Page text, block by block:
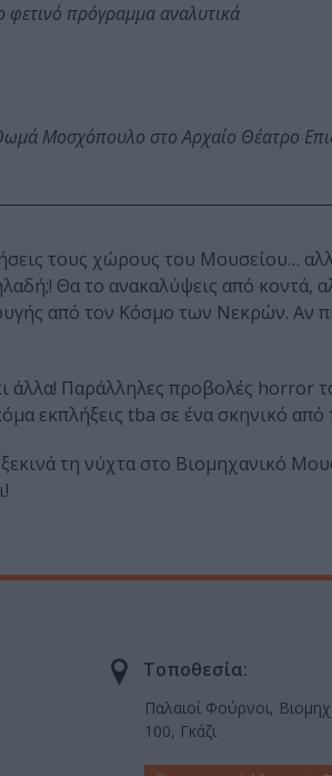
φετινό πρόγραμμα αναλυτικά
Μοσχόπουλο στο Αρχαίο Θέατρο
τους χώρους του Μουσείου…
Θα το ανακαλύψεις από κοντά,
από τον Κόσμο των Νεκρών. Αν
άλλα! Παράλληλες προβολές horror
εκπλήξεις tba σε ένα σκηνικό
τη νύχτα στο Βιομηχανικό
Τοποθεσία:
Παλαιοί Φούρνοι,
100, Γκάζι